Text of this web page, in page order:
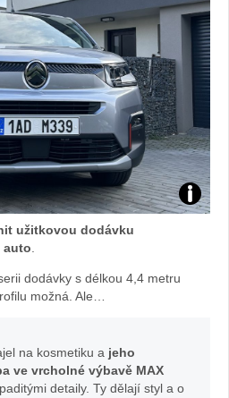
test
užitkovou dodávku
auto
dodávky s délkou 4,4 metru
možná. Ale…
na kosmetiku a jeho
ve vrcholné výbavě MAX
detaily. Ty dělají styl a o